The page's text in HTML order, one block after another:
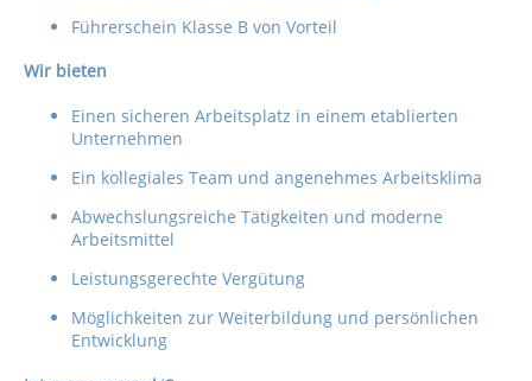
Führerschein Klasse B von Vorteil
Wir bieten
Einen sicheren Arbeitsplatz in einem etablierten
Unternehmen
Ein kollegiales Team und angenehmes Arbeitsklima
Abwechslungsreiche Tätigkeiten und moderne
Arbeitsmittel
Leistungsgerechte Vergütung
Möglichkeiten zur Weiterbildung und persönlichen
Entwicklung